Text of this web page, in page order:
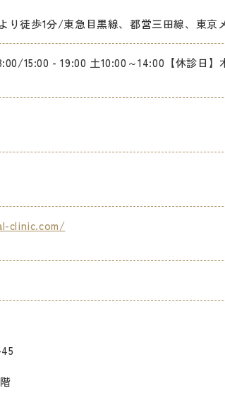
り徒歩1分/東急目黒線、都営三田線、東京
15:00 - 19:00 土10:00～14:00【休診日】
clinic.com/